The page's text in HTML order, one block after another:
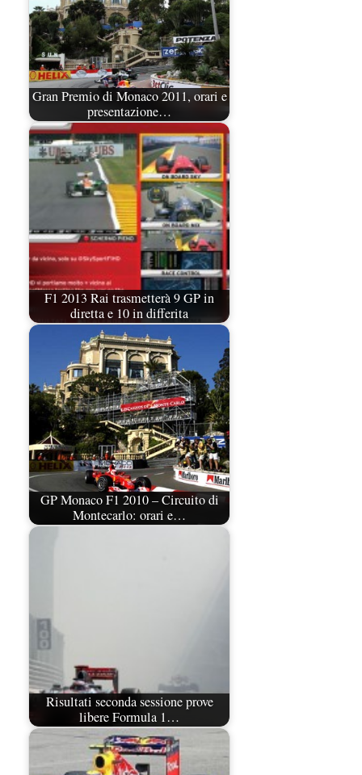
Gran Premio di Monaco 2011, orari e
presentazione…
F1 2013 Rai trasmetterà 9 GP in
diretta e 10 in differita
GP Monaco F1 2010 – Circuito di
Montecarlo: orari e…
Risultati seconda sessione prove
libere Formula 1…